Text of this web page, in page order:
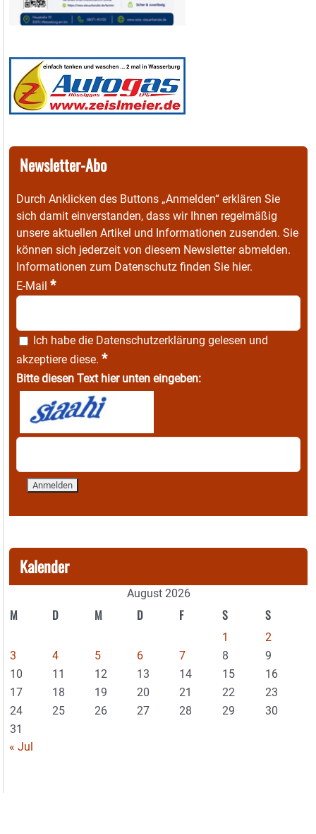
Newsletter-Abo
Durch Anklicken des Buttons „Anmelden“ erklären Sie
sich damit einverstanden, dass wir Ihnen regelmäßig
unsere aktuellen Artikel und Informationen zusenden. Sie
können sich jederzeit von diesem Newsletter abmelden.
Informationen zum Datenschutz finden Sie hier.
E-Mail *
Ich habe die Datenschutzerklärung gelesen und
akzeptiere diese. *
Bitte diesen Text hier unten eingeben:
Kalender
August 2026
M D M D F S S
1
2
3
4 5 6 7 8
9
10
11 12 13 14 15
16
17
18 19 20 21 22
23
24
25 26 27 28 29
30
31
« Jul